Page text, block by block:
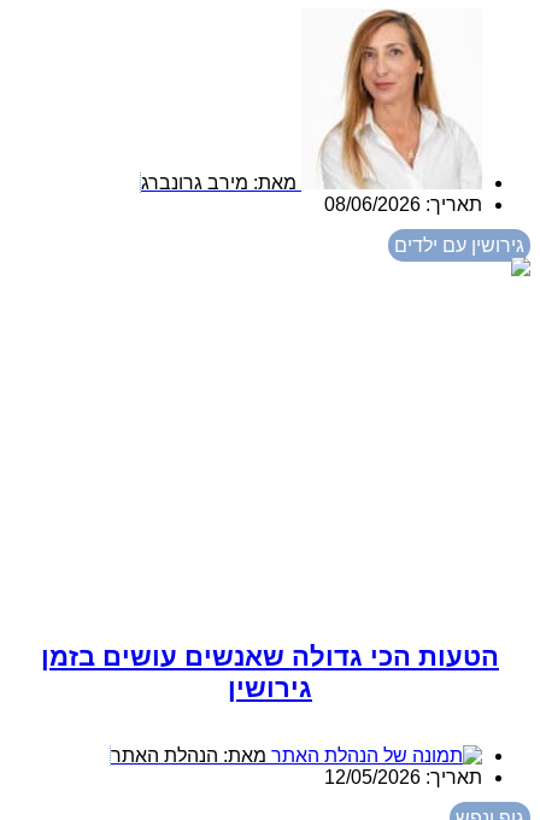
מאת: מירב גרונברג
תאריך: 08/06/2026
גירושין עם ילדים
הטעות הכי גדולה שאנשים עושים בזמן
גירושין
מאת: הנהלת האתר
תאריך: 12/05/2026